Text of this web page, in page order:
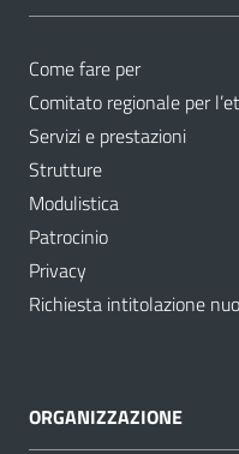
Come fare per
Comitato regionale per
Servizi e prestazioni
Strutture
Modulistica
Patrocinio
Privacy
Richiesta intitolazione
ORGANIZZAZIONE